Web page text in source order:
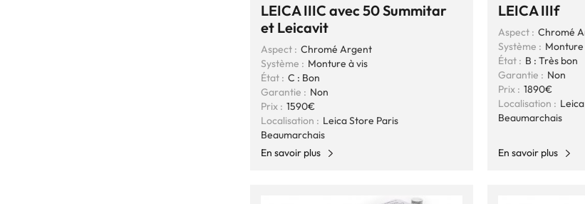
LEICA IIIC avec 50 Summitar
et Leicavit
Aspect : Chromé Argent
Système : Monture à vis
État : C : Bon
Garantie : Non
Prix : 1590€
Localisation : Leica Store Paris
Beaumarchais
En savoir plus
LEICA IIIf
Aspect : Chromé
Système : Monture
État : B : Très bon
Garantie : Non
Prix : 1890€
Localisation :
Beaumarchais
En savoir plus